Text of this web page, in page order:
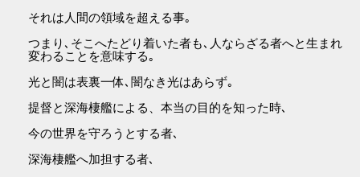
それは人間の領域を超える事｡
つまり､そこへたどり着いた者も､人ならざる者へと生まれ
変わることを意味する｡
光と闇は表裏一体､闇なき光はあらず｡
提督と深海棲艦による、本当の目的を知った時､
今の世界を守ろうとする者､
深海棲艦へ加担する者､